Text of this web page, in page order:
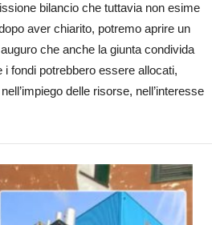
bilancio che tuttavia non esime
aver chiarito, potremo aprire un
che anche la giunta condivida
fondi potrebbero essere allocati,
delle risorse, nell’interesse